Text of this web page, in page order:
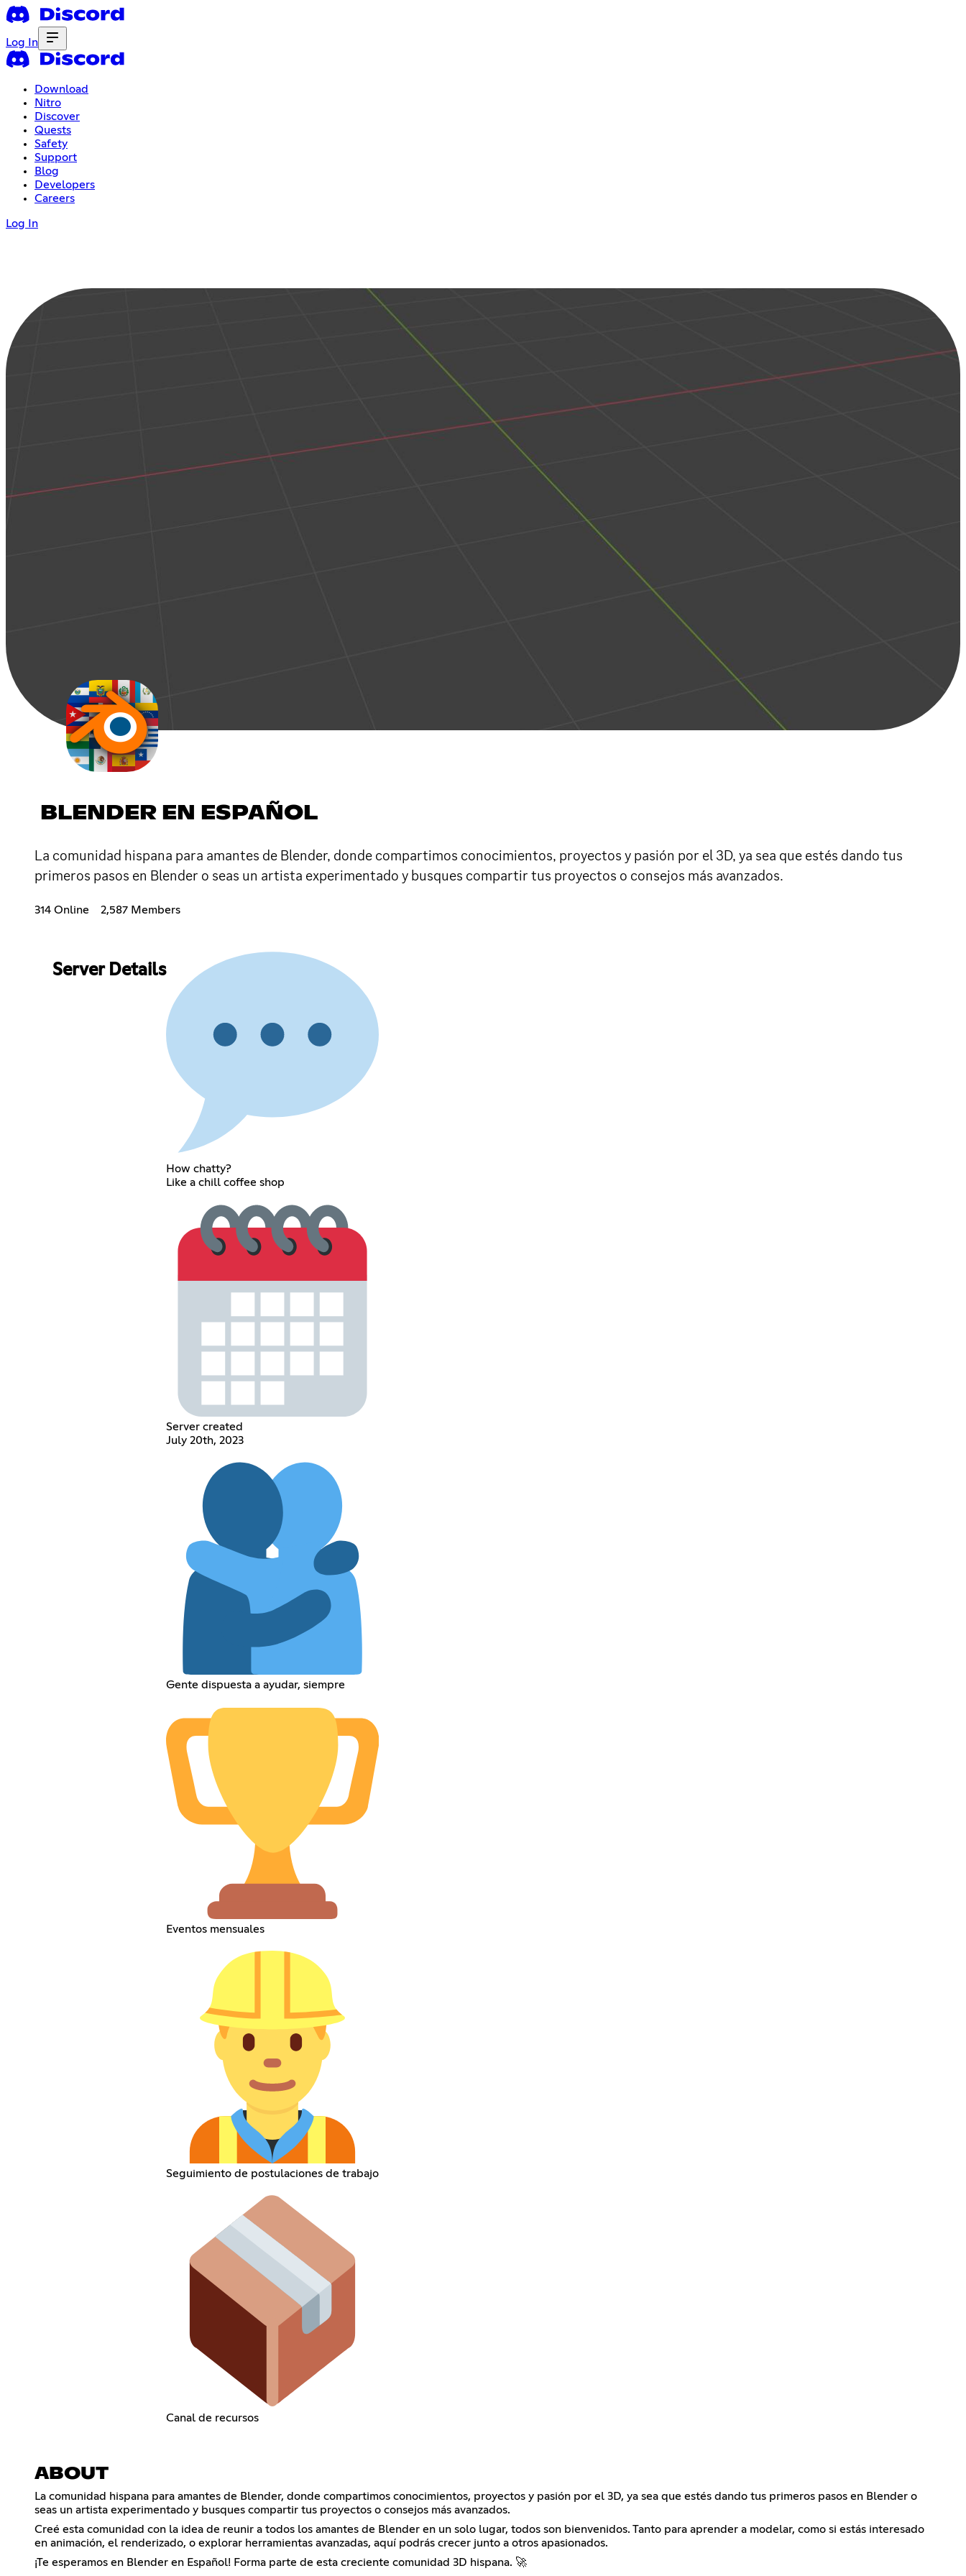
Log In
Download
Nitro
Discover
Quests
Safety
Support
Blog
Developers
Careers
Log In
BLENDER EN ESPAÑOL
La comunidad hispana para amantes de Blender, donde compartimos conocimientos, proyectos y pasión por el 3D, ya sea que estés dando tus
primeros pasos en Blender o seas un artista experimentado y busques compartir tus proyectos o consejos más avanzados.
314 Online 2,587 Members
Server Details
How chatty?
Like a chill coffee shop
Server created
July 20th, 2023
Gente dispuesta a ayudar, siempre
Eventos mensuales
Seguimiento de postulaciones de trabajo
Canal de recursos
ABOUT
La comunidad hispana para amantes de Blender, donde compartimos conocimientos, proyectos y pasión por el 3D, ya sea que estés dando tus primeros pasos en Blender o
seas un artista experimentado y busques compartir tus proyectos o consejos más avanzados.
Creé esta comunidad con la idea de reunir a todos los amantes de Blender en un solo lugar, todos son bienvenidos. Tanto para aprender a modelar, como si estás interesado
en animación, el renderizado, o explorar herramientas avanzadas, aquí podrás crecer junto a otros apasionados.
¡Te esperamos en Blender en Español! Forma parte de esta creciente comunidad 3D hispana. 🚀